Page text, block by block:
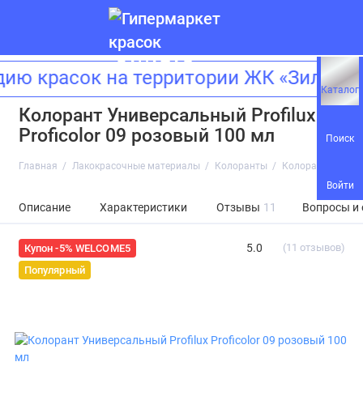
Каталог
Поиск
Войти
на территории ЖК
Колорант Универсальный Profilux
Proficolor 09 розовый 100 мл
Главная Лакокрасочные материалы Колоранты Колорант
Описание Характеристики Отзывы 11 Вопросы и
Купон -5% WELCOME5
Популярный
5.0 (11 отзывов)